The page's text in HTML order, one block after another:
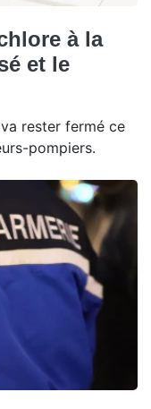
à la
et le
rester fermé ce
pompiers.